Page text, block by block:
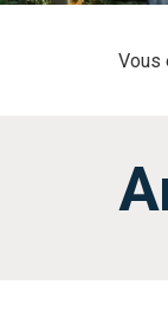
Vous